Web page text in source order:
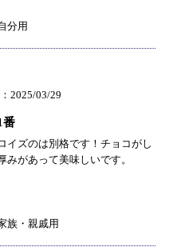
分用
2025/03/29
番
イズのは別格です！チョコがし
があって美味しいです。
族・親戚用